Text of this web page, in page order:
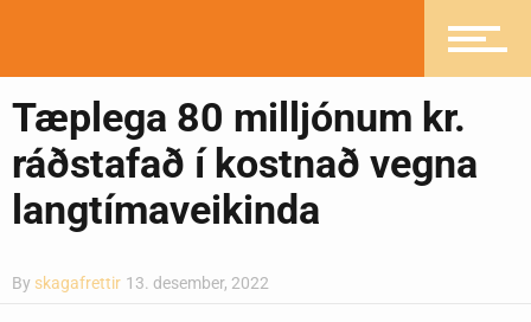
Heilsueflandi samfélag
Tæplega 80 milljónum kr.
ráðstafað í kostnað vegna
langtímaveikinda
By skagafrettir 13. desember, 2022